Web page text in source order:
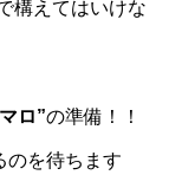
構えてはいけな
ロ”の準備！！
のを待ちます